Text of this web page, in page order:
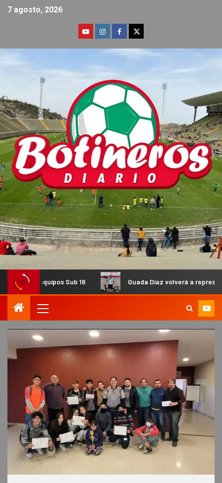
7 agosto, 2026
Sub 16 Guada Díaz volverá a representar al país en